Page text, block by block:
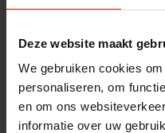
Deze website maakt
We gebruiken cookies
personaliseren, om
en om ons
informatie over uw